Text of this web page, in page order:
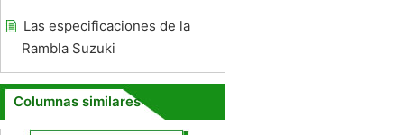
Las especificaciones de la
Rambla Suzuki
Columnas similares